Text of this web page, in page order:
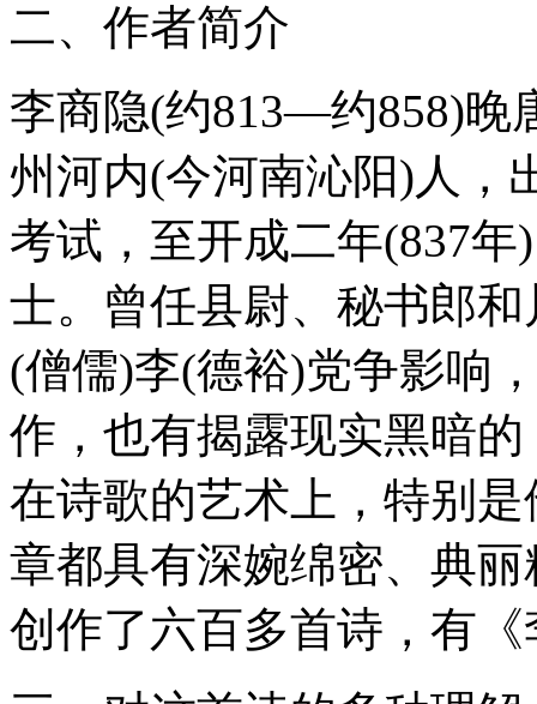
二、作者简介
李商隐(约813—约858)晚
州河内(今河南沁阳)人，
考试，至开成二年(837
士。曾任县尉、秘书郎
(僧儒)李(德裕)党争影响
作，也有揭露现实黑暗
在诗歌的艺术上，特别
章都具有深婉绵密、典
创作了六百多首诗，有